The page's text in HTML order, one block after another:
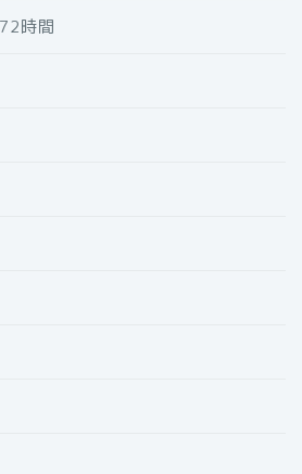
時間